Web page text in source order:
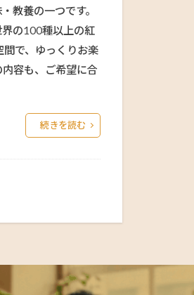
教養の一つです。
の100種以上の紅
で、ゆっくりお楽
容も、ご希望に合
続きを読む